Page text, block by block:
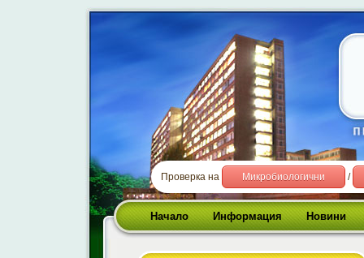
Проверка на Микробиологични /
Начало Информация Новини